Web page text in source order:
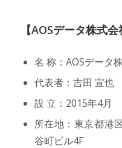
【AOSデータ株式会
名 称：AOSデータ
代表者：吉田 宣也
設 立：2015年4月
所在地：東京都港
谷町ビル4F